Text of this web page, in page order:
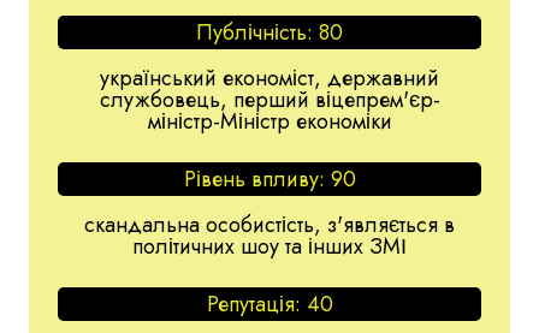
Публічність: 80
український економіст, державний
службовець, перший віцепрем'єр-
міністр-Міністр економіки
Рівень впливу: 90
скандальна особистість, з'являється в
політичних шоу та інших ЗМІ
Репутація: 40